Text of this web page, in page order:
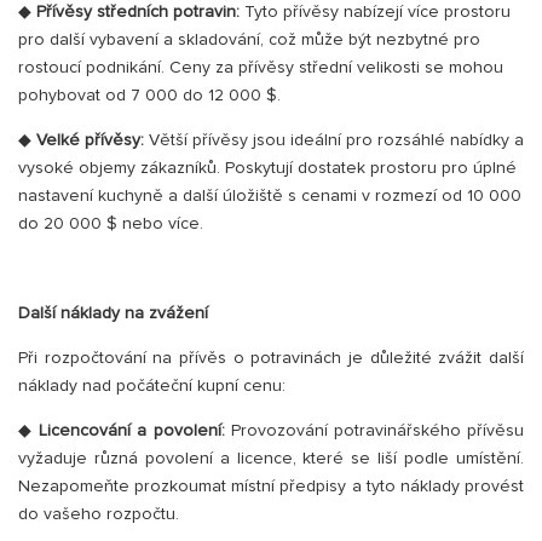
◆ Přívěsy středních potravin: Tyto přívěsy nabízejí více prostoru
pro další vybavení a skladování, což může být nezbytné pro
rostoucí podnikání. Ceny za přívěsy střední velikosti se mohou
pohybovat od 7 000 do 12 000 $.
◆ Velké přívěsy: Větší přívěsy jsou ideální pro rozsáhlé nabídky a
vysoké objemy zákazníků. Poskytují dostatek prostoru pro úplné
nastavení kuchyně a další úložiště s cenami v rozmezí od 10 000
do 20 000 $ nebo více.
Další náklady na zvážení
Při rozpočtování na přívěs o potravinách je důležité zvážit další
náklady nad počáteční kupní cenu:
◆ Licencování a povolení: Provozování potravinářského přívěsu
vyžaduje různá povolení a licence, které se liší podle umístění.
Nezapomeňte prozkoumat místní předpisy a tyto náklady provést
do vašeho rozpočtu.